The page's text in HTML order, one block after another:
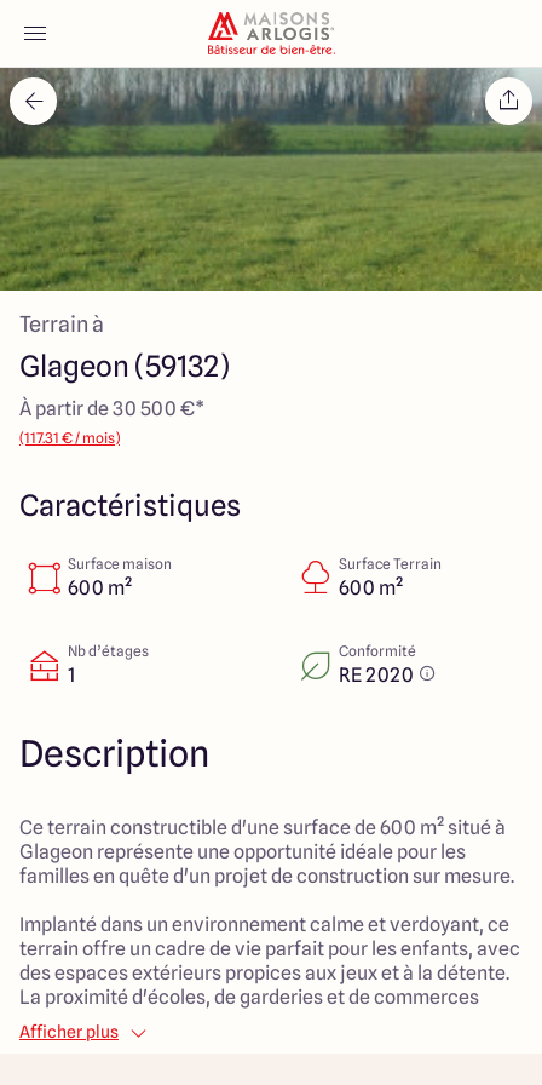
Accueil
Nos maisons
Nos annonces
Votre projet
Qui sommes-nous
Maisons ARLOGIS Nord
Lille - Villeneuve d'Ascq
03 66 72 64 60
Valenciennes - Marly 03 27 45 60 30
4.8
Terrain à
Glageon (59132)
À partir de 30 500 €*
(117.31 € / mois)
Caractéristiques
Surface maison
600 m²
Surface Terrain
600 m²
Nb d’étages
1
Conformité
RE 2020
Description
Ce terrain constructible d'une surface de 600 m² situé à
Glageon représente une opportunité idéale pour les
familles en quête d'un projet de construction sur mesure.
Implanté dans un environnement calme et verdoyant, ce
terrain offre un cadre de vie parfait pour les enfants, avec
des espaces extérieurs propices aux jeux et à la détente.
La proximité d'écoles, de garderies et de commerces
facilite le quotidien et assure un cadre harmonieux pour
toute la famille.
Afficher plus